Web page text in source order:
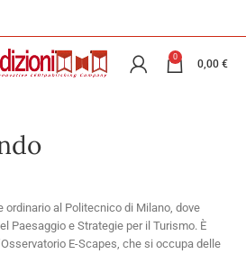
0
0,00 €
ordinario al Politecnico di Milano, dove
Paesaggio e Strategie per il Turismo. È
E-Scapes, che si occupa delle